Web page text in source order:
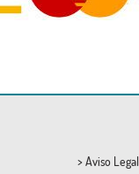
> Aviso Legal